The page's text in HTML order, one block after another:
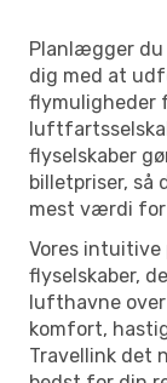
Planlægger
dig med at
flymuligheder
flyselskaber
billetpriser, så
mest værdi for
Vores
flyselskaber,
lufthavne over
komfort,
Travellink det